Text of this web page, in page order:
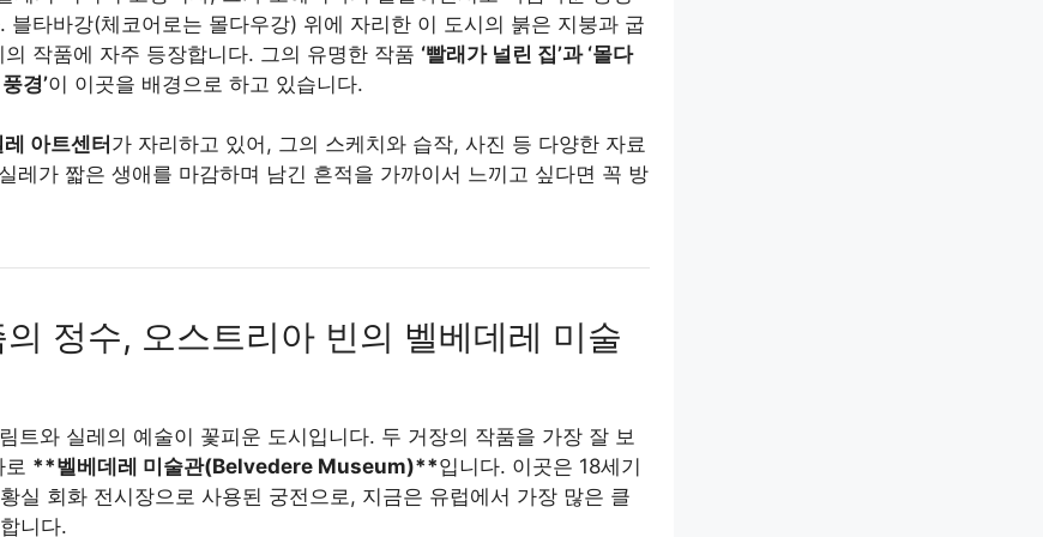
블타바강(체코어로는 몰다우강) 위에 자리한 이 도시의 붉은 지붕과 굽
작품에 자주 등장합니다. 그의 유명한 작품 ‘빨래가 널린 집’과 ‘몰다
경’이 이곳을 배경으로 하고 있습니다.
아트센터 가 자리하고 있어, 그의 스케치와 습작, 사진 등 다양한 자료
레가 짧은 생애를 마감하며 남긴 흔적을 가까이서 느끼고 싶다면 꼭 방
정수, 오스트리아 빈의 벨베데레 미술
트와 실레의 예술이 꽃피운 도시입니다. 두 거장의 작품을 가장 잘 보
로 **벨베데레 미술관(Belvedere Museum)**입니다. 이곳은 18세기
실 회화 전시장으로 사용된 궁전으로, 지금은 유럽에서 가장 많은 클
니다.